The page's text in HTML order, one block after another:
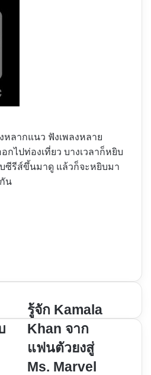
ลากแนว ฟังเพลงหลาย
กไปท่องเที่ยว บางเวลาก็หยิบ
ซีรีส์ขึ้นมาดู แล้วก็จะหยิบมา
น
รู้จัก
Kamala
Khan จาก
แฟน
ตัวยง
รู้จัก Kamala
Khan จาก
แฟนตัวยงสู่
Ms. Marvel